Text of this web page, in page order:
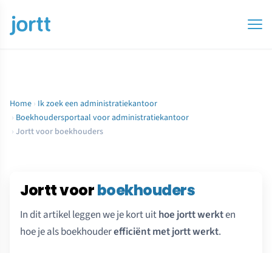
Home › Ik zoek een administratiekantoor
› Boekhoudersportaal voor administratiekantoor
› Jortt voor boekhouders
Jortt voorboekhouders
In dit artikel leggen we je kort uithoe jortt werkten
hoe je als boekhouderefficiënt met jortt werkt.